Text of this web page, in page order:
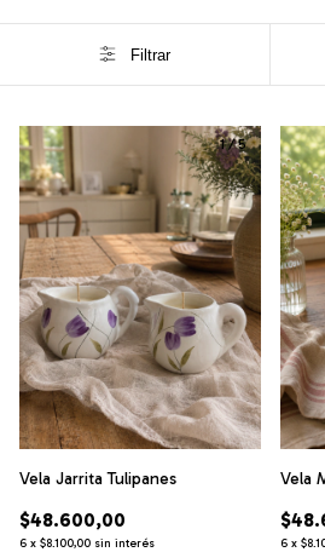
Filtrar
1/5
Vela Jarrita Tulipanes
$48.600,00
6 x $8.100,00 sin interés
Vela
6 x